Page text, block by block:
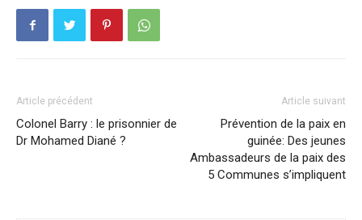
Article précédent
Colonel Barry : le prisonnier de
Dr Mohamed Diané ?
Article suivant
Prévention de la paix en
guinée: Des jeunes
Ambassadeurs de la paix des
5 Communes s’impliquent